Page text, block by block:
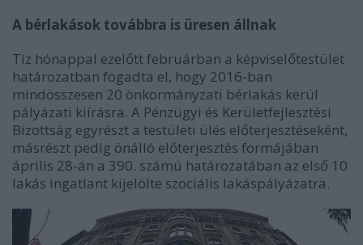
A bérlakások továbbra is üresen állnak
Tíz hónappal ezelőtt februárban a képviselőtestület
határozatban fogadta el, hogy 2016-ban
mindösszesen 20 önkormányzati bérlakás kerül
pályázati kiírásra. A Pénzügyi és Kerületfejlesztési
Bizottság egyrészt a testületi ülés előterjesztéseként,
másrészt pedig önálló előterjesztés formájában
április 28-án a 390. számú határozatában az első 10
lakás ingatlant kijelölte szociális lakáspályázatra.